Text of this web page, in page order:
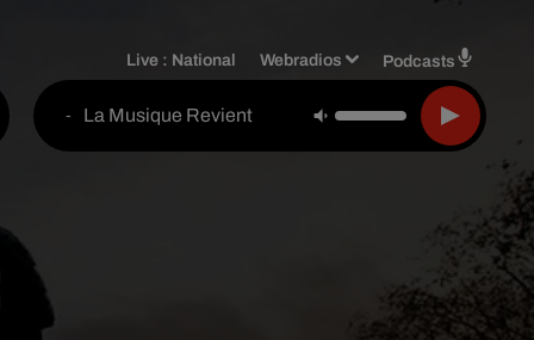
Live : National Webradios Podcasts
- La Musique Revient